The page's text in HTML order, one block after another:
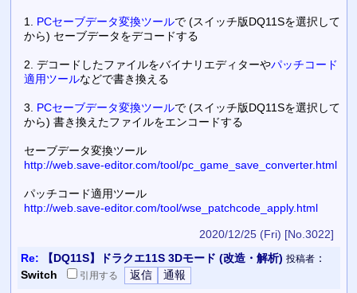
1. PCセーブデータ変換ツールで (スイッチ版DQ11Sを選択して
から) セーブデータをデコードする
2. デコードしたファイルをバイナリエディターやパッチコード
適用ツールなどで書き換える
3. PCセーブデータ変換ツールで (スイッチ版DQ11Sを選択して
から) 書き換えたファイルをエンコードする
セーブデータ変換ツール
http://web.save-editor.com/tool/pc_game_save_converter.html
パッチコード適用ツール
http://web.save-editor.com/tool/wse_patchcode_apply.html
2020/12/25 (Fri) [No.3022]
Re: 【DQ11S】ドラクエ11S 3Dモード (改造・解析) 投稿者：
Switch
引用する